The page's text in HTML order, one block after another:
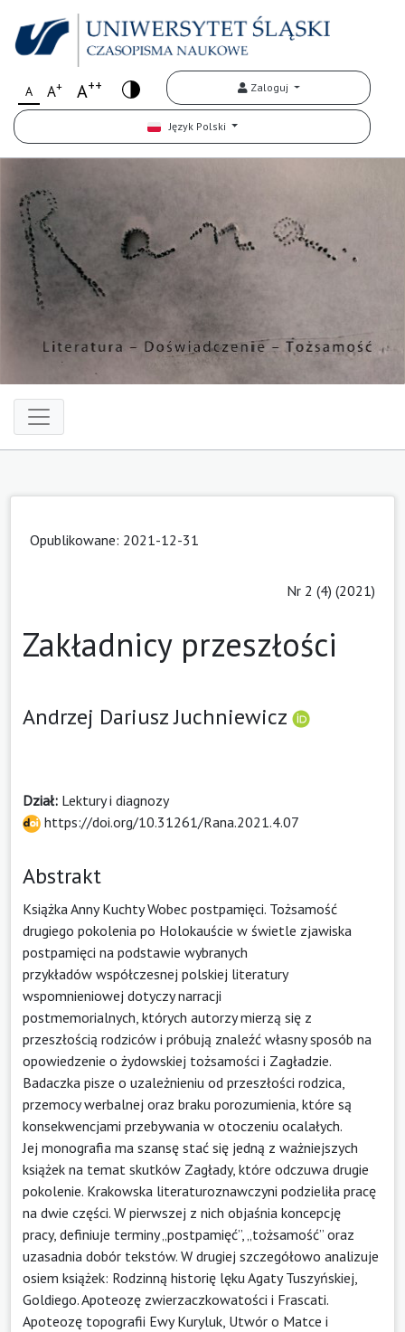
A A+ A++ Zaloguj
Język Polski
Opublikowane: 2021-12-31
Nr 2 (4) (2021)
Zakładnicy przeszłości
Andrzej Dariusz Juchniewicz
Dział: Lektury i diagnozy
https://doi.org/10.31261/Rana.2021.4.07
Abstrakt
Książka Anny Kuchty Wobec postpamięci. Tożsamość
drugiego pokolenia po Holokauście w świetle zjawiska
postpamięci na podstawie wybranych
przykładów współczesnej polskiej literatury
wspomnieniowej dotyczy narracji
postmemorialnych, których autorzy mierzą się z
przeszłością rodziców i próbują znaleźć własny sposób na
opowiedzenie o żydowskiej tożsamości i Zagładzie.
Badaczka pisze o uzależnieniu od przeszłości rodzica,
przemocy werbalnej oraz braku porozumienia, które są
konsekwencjami przebywania w otoczeniu ocalałych.
Jej monografia ma szansę stać się jedną z ważniejszych
książek na temat skutków Zagłady, które odczuwa drugie
pokolenie. Krakowska literaturoznawczyni podzieliła pracę
na dwie części. W pierwszej z nich objaśnia koncepcję
pracy, definiuje terminy „postpamięć”, „tożsamość” oraz
uzasadnia dobór tekstów. W drugiej szczegółowo analizuje
osiem książek: Rodzinną historię lęku Agaty Tuszyńskiej,
Goldiego. Apoteozę zwierzaczkowatości i Frascati.
Apoteozę topografii Ewy Kuryluk, Utwór o Matce i